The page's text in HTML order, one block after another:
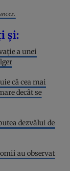
și:
a unei
că cea mai
decât se
dezvălui de
au observat